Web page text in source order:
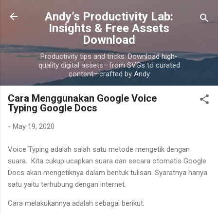
Skip to main content
Andy’s Productivity Lab:
Insights & Free Assets
Download
Productivity tips and tricks. Download high-
quality digital assets—from SVGs to curated
content—crafted by Andy
Cara Menggunakan Google Voice
Typing Google Docs
- May 19, 2020
Voice Typing adalah salah satu metode mengetik dengan
suara. Kita cukup ucapkan suara dan secara otomatis Google
Docs akan mengetiknya dalam bentuk tulisan. Syaratnya hanya
satu yaitu terhubung dengan internet.
Cara melakukannya adalah sebagai berikut: